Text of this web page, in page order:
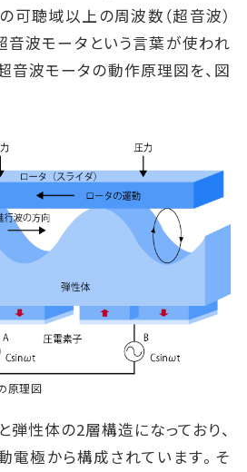
可聴域以上の周波数（超音波）
音波モータという言葉が使われ
音波モータの動作原理図を、図
原理図
弾性体の2層構造になっており、
電極から構成されています。そ